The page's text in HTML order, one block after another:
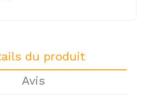
du produit
Avis